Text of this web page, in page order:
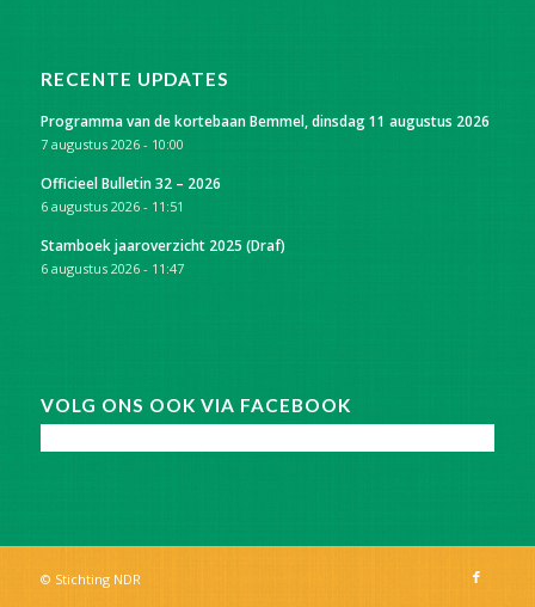
RECENTE UPDATES
Programma van de kortebaan Bemmel, dinsdag 11 augustus 2026
7 augustus 2026 - 10:00
Officieel Bulletin 32 – 2026
6 augustus 2026 - 11:51
Stamboek jaaroverzicht 2025 (Draf)
6 augustus 2026 - 11:47
VOLG ONS OOK VIA FACEBOOK
© Stichting NDR